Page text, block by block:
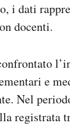
i dati
docenti.
e
Nel
registrata